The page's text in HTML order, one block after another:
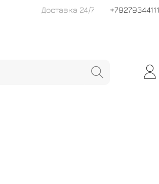
Доставка 24/7 +79279344111